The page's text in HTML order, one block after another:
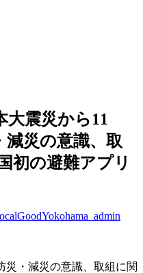
大震災から11
減災の意識、取
初の避難アプリ
災・減災の意識、取組に関